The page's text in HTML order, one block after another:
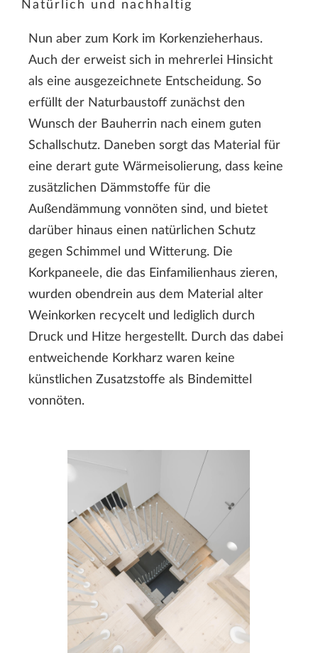
Natürlich und nachhaltig
Nun aber zum Kork im Korkenzieherhaus.
Auch der erweist sich in mehrerlei Hinsicht
als eine ausgezeichnete Entscheidung. So
erfüllt der Naturbaustoff zunächst den
Wunsch der Bauherrin nach einem guten
Schallschutz. Daneben sorgt das Material für
eine derart gute Wärmeisolierung, dass keine
zusätzlichen Dämmstoffe für die
Außendämmung vonnöten sind, und bietet
darüber hinaus einen natürlichen Schutz
gegen Schimmel und Witterung. Die
Korkpaneele, die das Einfamilienhaus zieren,
wurden obendrein aus dem Material alter
Weinkorken recycelt und lediglich durch
Druck und Hitze hergestellt. Durch das dabei
entweichende Korkharz waren keine
künstlichen Zusatzstoffe als Bindemittel
vonnöten.